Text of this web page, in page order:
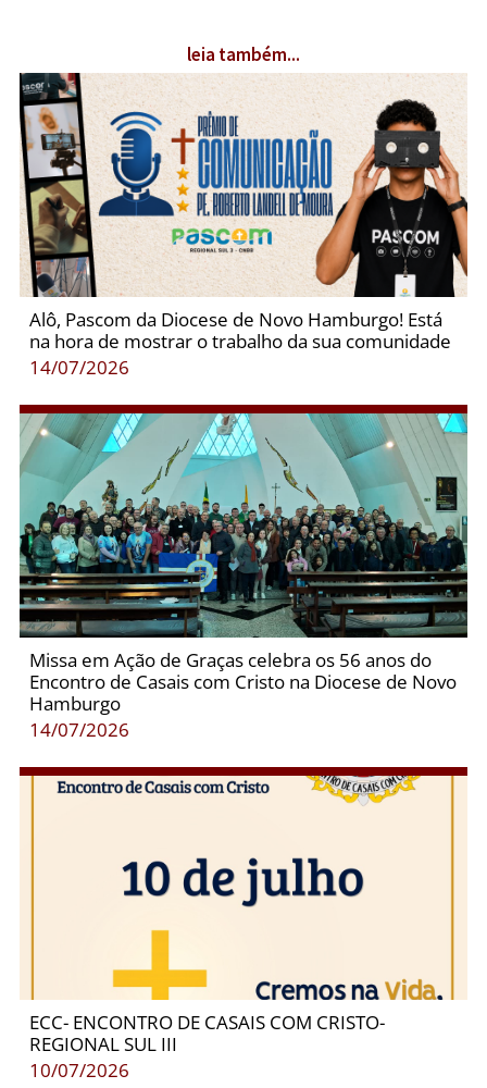
leia também...
Alô, Pascom da Diocese de Novo Hamburgo! Está
na hora de mostrar o trabalho da sua comunidade
14/07/2026
Missa em Ação de Graças celebra os 56 anos do
Encontro de Casais com Cristo na Diocese de Novo
Hamburgo
14/07/2026
ECC- ENCONTRO DE CASAIS COM CRISTO-
REGIONAL SUL III
10/07/2026